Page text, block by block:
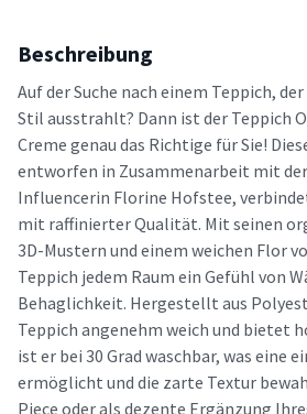
Beschreibung
Auf der Suche nach einem Teppich,
Stil ausstrahlt? Dann ist der Teppich
Creme genau das Richtige für Sie!
entworfen in Zusammenarbeit mit
Influencerin Florine Hofstee,
mit raffinierter Qualität. Mit seinen
3D-Mustern und einem weichen Flor
Teppich jedem Raum ein Gefühl von
Behaglichkeit. Hergestellt aus
Teppich angenehm weich und bietet
ist er bei 30 Grad waschbar, was eine
ermöglicht und die zarte Textur
Piece oder als dezente Ergänzung